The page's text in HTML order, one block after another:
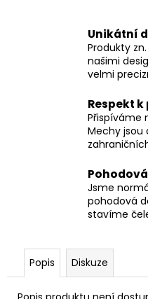
Unikátní
Produkty
našimi
velmi
Respekt
Přispíváme
Mechy jsou
Jsme
pohodová
stavíme
Popis Diskuze